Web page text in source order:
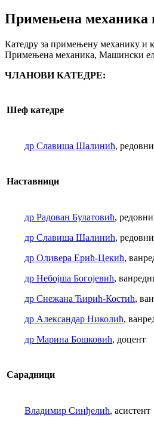
Примењена механика
Катедру за примењену механику и
Примењена механика, Машински
ЧЛАНОВИ КАТЕДРЕ:
Шеф катедре
др Славиша Шалинић,
Наставници
др Радован Булатовић,
др Славиша Шалинић,
др Оливера Ерић-Цекић,
др Небојша Богојевић,
др Снежана Ћирић-Костић,
др Александар Николић,
др Марина Бошковић, доцент
Сарадници
Владимир Синђелић, асистент